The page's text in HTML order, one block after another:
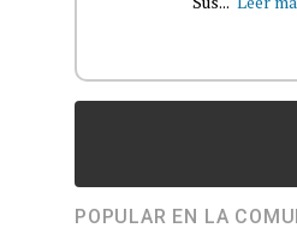
POPULAR EN LA